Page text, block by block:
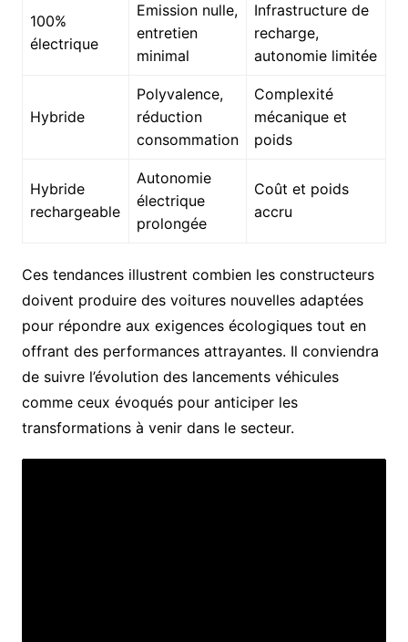
100%
électrique
Emission nulle,
entretien
minimal
Infrastructure de
recharge,
autonomie limitée
Hybride
Polyvalence,
réduction
consommation
Complexité
mécanique et
poids
Hybride
rechargeable
Autonomie
électrique
prolongée
Coût et poids
accru
Ces tendances illustrent combien les constructeurs
doivent produire des voitures nouvelles adaptées
pour répondre aux exigences écologiques tout en
offrant des performances attrayantes. Il conviendra
de suivre l’évolution des lancements véhicules
comme ceux évoqués pour anticiper les
transformations à venir dans le secteur.